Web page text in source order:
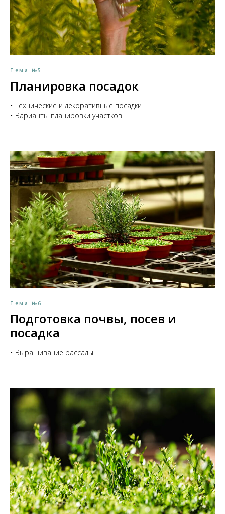
Тема №5
Планировка посадок
• Технические и декоративные посадки
• Варианты планировки участков
Тема №6
Подготовка почвы, посев и
посадка
• Выращивание рассады